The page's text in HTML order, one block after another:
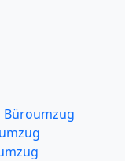
Büroumzug